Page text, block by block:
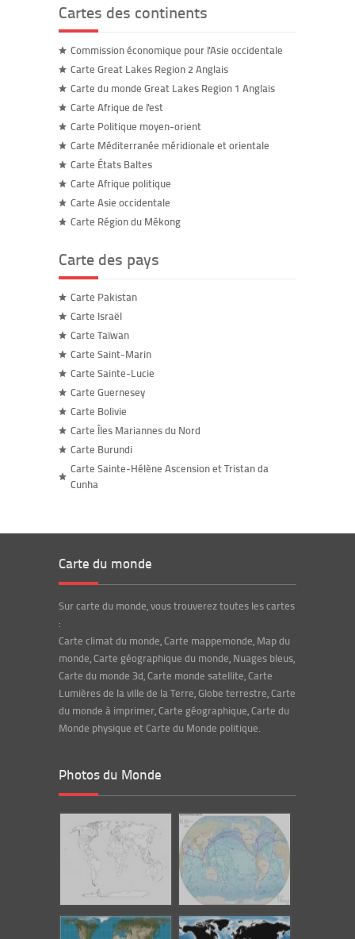
Cartes des continents
Commission économique pour l'Asie occidentale
Carte Great Lakes Region 2 Anglais
Carte du monde Great Lakes Region 1 Anglais
Carte Afrique de l'est
Carte Politique moyen-orient
Carte Méditerranée méridionale et orientale
Carte États Baltes
Carte Afrique politique
Carte Asie occidentale
Carte Région du Mékong
Carte des pays
Carte Pakistan
Carte Israël
Carte Taïwan
Carte Saint-Marin
Carte Sainte-Lucie
Carte Guernesey
Carte Bolivie
Carte Îles Mariannes du Nord
Carte Burundi
Carte Sainte-Hélène Ascension et Tristan da
Cunha
Carte du monde
Sur carte du monde, vous trouverez toutes les cartes
:
Carte climat du monde, Carte mappemonde, Map du
monde, Carte géographique du monde, Nuages bleus,
Carte du monde 3d, Carte monde satellite, Carte
Lumières de la ville de la Terre, Globe terrestre, Carte
du monde à imprimer, Carte géographique, Carte du
Monde physique et Carte du Monde politique.
Photos du Monde